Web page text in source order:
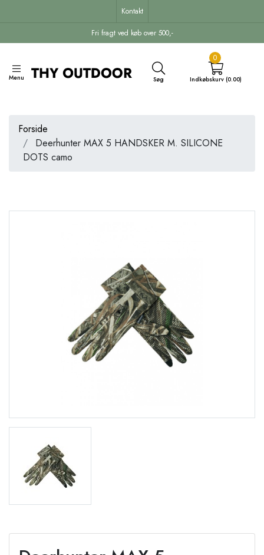
Fri fragt ved køb over 500,-
Kontakt
Menu Søg
0
Indkøbskurv (0.00)
Forside
Deerhunter MAX 5 HANDSKER M. SILICONE
DOTS camo